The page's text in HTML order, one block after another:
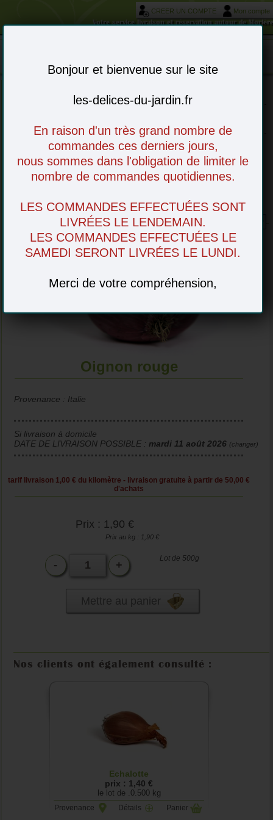
Bonjour et bienvenue sur le site
les-delices-du-jardin.fr
En raison d'un très grand nombre de
commandes ces derniers jours,
nous sommes dans l'obligation de limiter le
nombre de commandes quotidiennes.
LES COMMANDES EFFECTUÉES SONT
LIVRÉES LE LENDEMAIN.
LES COMMANDES EFFECTUÉES LE
SAMEDI SERONT LIVRÉES LE LUNDI.
Merci de votre compréhension,
CREER UN COMPTE
Mon compte
Votre service livraison et réservation autour de
retirer en magasin ou livré chez vous
Oignon rouge
Oignon rouge
Provenance : Italie
Si livraison à domicile
DATE DE LIVRAISON POSSIBLE : mardi 11 août 2026 (changer)
tarif livraison 1,00 € du kilomètre - livraison gratuite à partir de 50,00 €
d'achats
Prix : 1,90 €
Prix au kg : 1,90 €
- +
Lot de 500g
Mettre au panier
Nos clients ont également consulté :
Echalotte
prix : 1,40 €
le lot de .0.500 kg
Provenance Détails Panier